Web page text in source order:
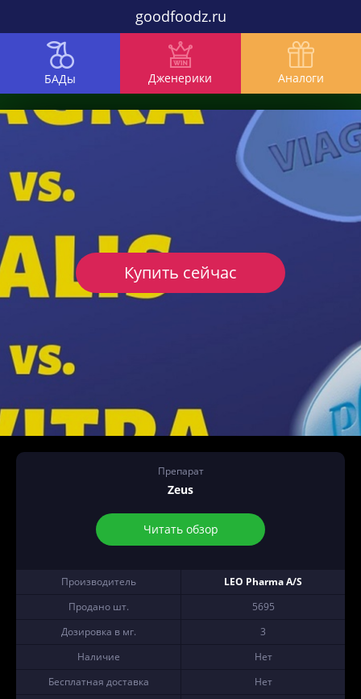
goodfoodz.ru
БАДы Дженерики Аналоги
Препарат
Zeus
Читать обзор
Производитель
LEO Pharma A/S
Продано шт.
5695
Дозировка в мг.
3
Наличие
Нет
Бесплатная доставка
Нет
Купить сейчас